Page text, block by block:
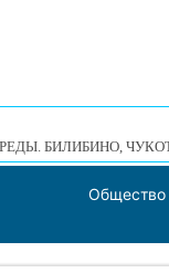
БИЛИБИНО,
Общество